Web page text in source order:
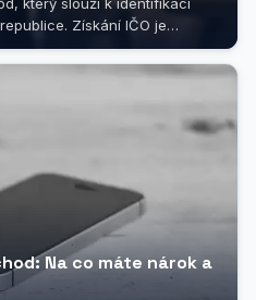
který slouží k identifikaci
Získání IČO je
Na co máte nárok a